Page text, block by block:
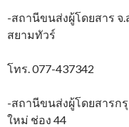
-สถานีขนส่งผู้โดยสาร จ
สยามทัวร์
โทร. 077-437342
-สถานีขนส่งผู้โดยสาร
ใหม่ ช่อง 44